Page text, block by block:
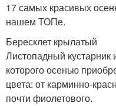
17 самых красивых
нашем ТОПе.
Бересклет крылатый
Листопадный
которого осенью
цвета: от карминно-
почти фиолетового.